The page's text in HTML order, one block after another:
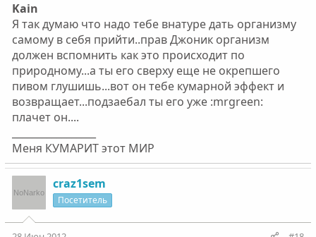
Kain
Я так думаю что надо тебе внатуре дать организму
самому в себя прийти..прав Джоник организм
должен вспомнить как это происходит по
природному...а ты его сверху еще не окрепшего
пивом глушишь...вот он тебе кумарной эффект и
возвращает...подзаебал ты его уже :mrgreen:
плачет он....
Меня КУМАРИТ этот МИР
craz1sem
Посетитель